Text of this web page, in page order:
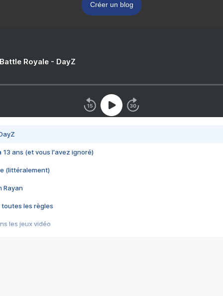
Créer un blog
Royale - DayZ
13 ans (et vous l'avez ignoré)
(littéralement)
Rayan
toutes les règles
les jeux vidéo